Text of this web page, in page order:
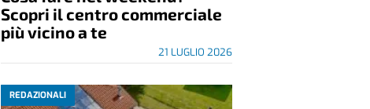
Scopri il centro commerciale
più vicino a te
21 LUGLIO 2026
REDAZIONALI